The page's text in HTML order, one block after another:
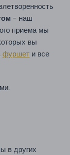
- наш
приема мы
вы
фуршет и все
в других